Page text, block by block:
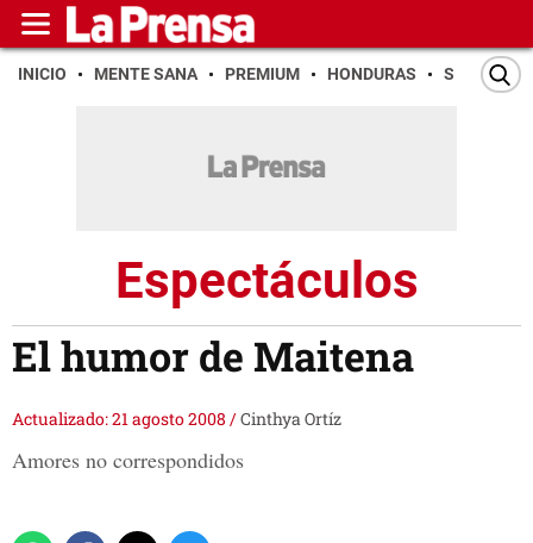
INICIO MENTE SANA PREMIUM HONDURAS SAN PEDRO
Espectáculos
El humor de Maitena
Actualizado: 21 agosto 2008 /Cinthya Ortíz
Amores no correspondidos